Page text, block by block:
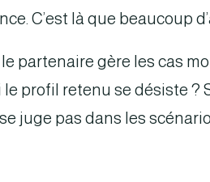
C’est là que beaucoup
partenaire gère les cas
profil retenu se désiste ?
juge pas dans les